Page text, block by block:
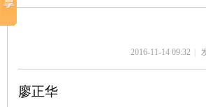
›
2016-11-14 09:32
廖正华